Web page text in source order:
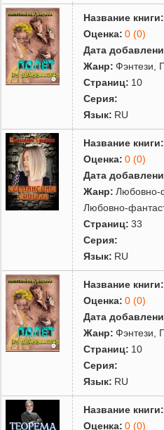
Название книги:
Оценка: 0 (0)
Дата
Жанр: Фэнтези
Страниц: 10
Серия:
Язык: RU
Название книги:
Оценка: 0 (0)
Дата
Жанр: Любовно-
Любовно-
Страниц: 33
Серия:
Язык: RU
Название книги:
Оценка: 0 (0)
Дата
Жанр: Фэнтези
Страниц: 10
Серия:
Язык: RU
Название книги:
Оценка: 0 (0)